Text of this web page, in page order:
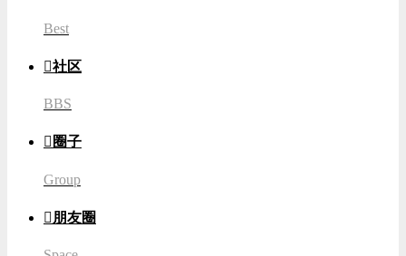
Best
社区
BBS
 圈子
Group
 朋友圈